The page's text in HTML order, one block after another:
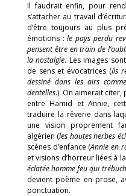
Il faudrait enfin, pour
s’attacher au travail
d’être toujours au plus
émotions :le pays perdu
pensent être en train de
la nostalgie. Les images
de sens et évocatrices (Ils
dessiné dans les airs
dentelles.). On aimerait
entre Hamid et Annie,
traduire la rêverie dans
une vision proprement
algérien (les hautes herbes
scènes d’enfance (Annie en
et visions d’horreur liées à
éclatée homme feu qui
devient poème en prose,
ponctuation.